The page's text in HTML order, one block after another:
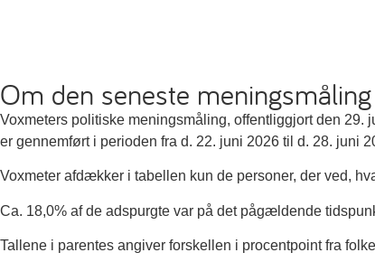
Om den seneste meningsmåling
Voxmeters politiske meningsmåling, offentliggjort den
er gennemført i perioden fra d. 22. juni 2026 til d. 28. juni
Voxmeter afdækker i tabellen kun de personer, der ved,
Ca. 18,0% af de adspurgte var på det pågældende
Tallene i parentes angiver forskellen i procentpoint fra